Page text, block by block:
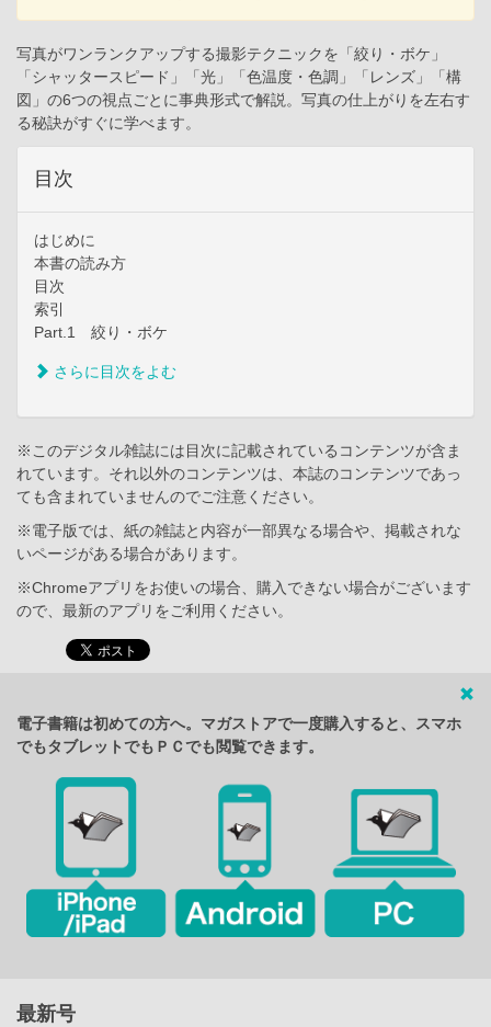
写真がワンランクアップする撮影テクニックを「絞り・ボケ」
「シャッタースピード」「光」「色温度・色調」「レンズ」「構
図」の6つの視点ごとに事典形式で解説。写真の仕上がりを左右す
る秘訣がすぐに学べます。
目次
はじめに
本書の読み方
目次
索引
Part.1 絞り・ボケ
さらに目次をよむ
※このデジタル雑誌には目次に記載されているコンテンツが含ま
れています。それ以外のコンテンツは、本誌のコンテンツであっ
ても含まれていませんのでご注意ください。
※電子版では、紙の雑誌と内容が一部異なる場合や、掲載されな
いページがある場合があります。
※Chromeアプリをお使いの場合、購入できない場合がございます
ので、最新のアプリをご利用ください。
電子書籍は初めての方へ。マガストアで一度購入すると、スマホ
でもタブレットでもＰＣでも閲覧できます。
最新号